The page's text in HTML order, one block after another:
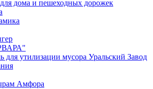
дома и пешеходных дорожек
для утилизации мусора Уральский Завод
Амфора